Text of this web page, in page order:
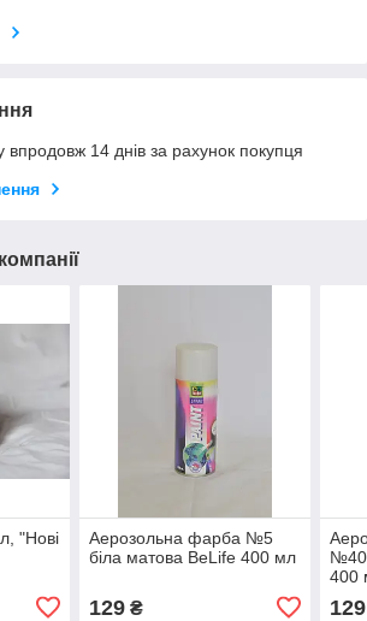
14 днів за рахунок покупця
"Нові
Аерозольна фарба №5
біла матова BeLife 400 мл
129₴
№40
400
129